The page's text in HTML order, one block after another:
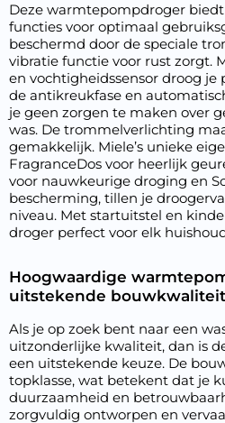
Deze warmtepompdroger
functies voor optimaal
beschermd door de speciale
vibratie functie voor rust zorgt.
en vochtigheidssensor droog je
de antikreukfase en
je geen zorgen te maken over
was. De trommelverlichting
gemakkelijk. Miele’s unieke
FragranceDos voor heerlijk
voor nauwkeurige droging en
bescherming, tillen je
niveau. Met startuitstel en
droger perfect voor elk
Hoogwaardige
uitstekende
Als je op zoek bent naar een
uitzonderlijke kwaliteit, dan is
een uitstekende keuze. De
topklasse, wat betekent dat je
duurzaamheid en
zorgvuldig ontworpen en